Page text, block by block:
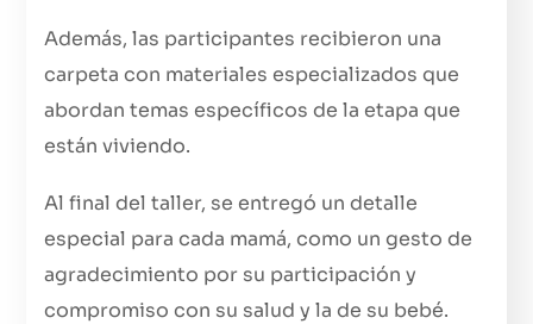
Además, las participantes recibieron una
carpeta con materiales especializados que
abordan temas específicos de la etapa que
están viviendo.
Al final del taller, se entregó un detalle
especial para cada mamá, como un gesto de
agradecimiento por su participación y
compromiso con su salud y la de su bebé.